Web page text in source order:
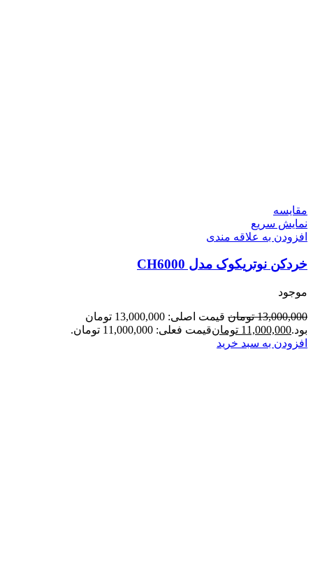
مقايسه
نمایش سریع
افزودن به علاقه مندی
خردکن نوتریکوک مدل CH6000
موجود
13,000,000 تومان
قیمت اصلی: 13,000,000 تومان
بود.11,000,000 تومانقیمت فعلی: 11,000,000 تومان.
افزودن به سبد خرید